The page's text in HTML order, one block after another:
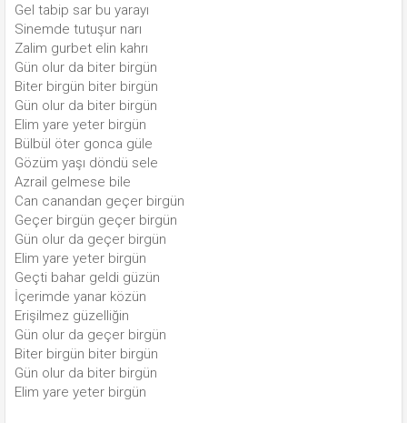
Gel tabip sar bu yarayı
Sinemde tutuşur narı
Zalim gurbet elin kahrı
Gün olur da biter birgün
Biter birgün biter birgün
Gün olur da biter birgün
Elim yare yeter birgün
Bülbül öter gonca güle
Gözüm yaşı döndü sele
Azrail gelmese bile
Can canandan geçer birgün
Geçer birgün geçer birgün
Gün olur da geçer birgün
Elim yare yeter birgün
Geçti bahar geldi güzün
İçerimde yanar közün
Erişilmez güzelliğin
Gün olur da geçer birgün
Biter birgün biter birgün
Gün olur da biter birgün
Elim yare yeter birgün